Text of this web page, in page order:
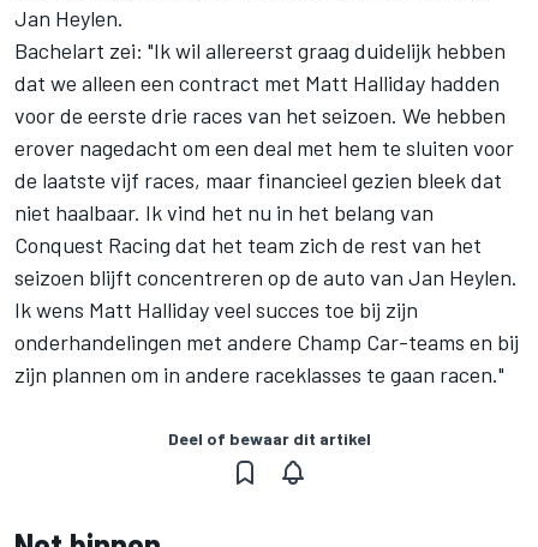
Jan Heylen.
Bachelart zei: "Ik wil allereerst graag duidelijk hebben
dat we alleen een contract met Matt Halliday hadden
voor de eerste drie races van het seizoen. We hebben
erover nagedacht om een deal met hem te sluiten voor
de laatste vijf races, maar financieel gezien bleek dat
niet haalbaar. Ik vind het nu in het belang van
Conquest Racing dat het team zich de rest van het
seizoen blijft concentreren op de auto van Jan Heylen.
Ik wens Matt Halliday veel succes toe bij zijn
onderhandelingen met andere Champ Car-teams en bij
zijn plannen om in andere raceklasses te gaan racen."
Deel of bewaar dit artikel